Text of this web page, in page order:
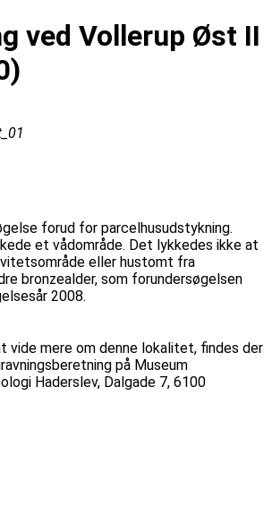
ved Vollerup Øst II
forud for parcelhusudstykning.
et vådområde. Det lykkedes ikke at
eller hustomt fra
bronzealder, som forundersøgelsen
2008.
vide mere om denne lokalitet, findes der
på Museum
Haderslev, Dalgade 7, 6100